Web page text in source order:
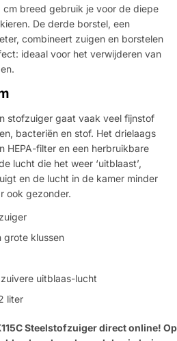
cm breed gebruik je voor de diepe
De derde borstel, een
combineert zuigen en borstelen
ideaal voor het verwijderen van
stofzuiger gaat vaak veel fijnstof
bacteriën en stof. Het drielaags
HEPA-filter en een herbruikbare
lucht die het weer ‘uitblaast’,
en de lucht in de kamer minder
ook gezonder.
grote klussen
uitblaas-lucht
liter
Steelstofzuiger direct online! Op
een vraag